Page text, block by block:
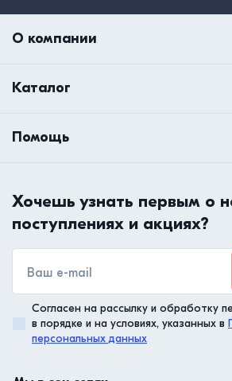
О компании
Каталог
Помощь
Хочешь узнать первым о
поступлениях и акциях?
Согласен на рассылку и обработку
в порядке и на условиях, указанных в
персональных данных